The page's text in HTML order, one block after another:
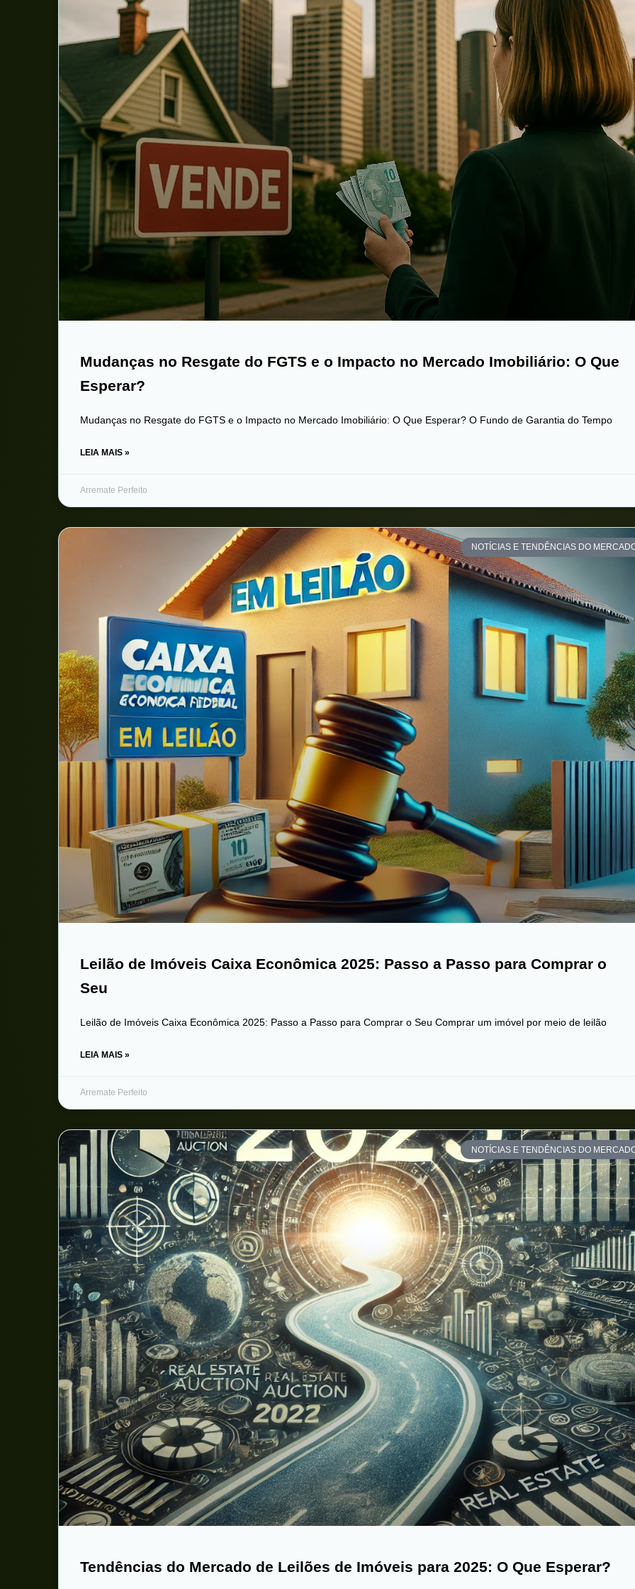
Mudanças no Resgate do FGTS e o Impacto no Mercado Imobiliário: O Que
Esperar?
Mudanças no Resgate do FGTS e o Impacto no Mercado Imobiliário: O Que Esperar? O Fundo de Garantia do Tempo
LEIA MAIS »
Arremate Perfeito
NOTÍCIAS E TENDÊNCIAS DO
Leilão de Imóveis Caixa Econômica 2025: Passo a Passo para Comprar o
Seu
Leilão de Imóveis Caixa Econômica 2025: Passo a Passo para Comprar o Seu Comprar um imóvel por meio de leilão
LEIA MAIS »
Arremate Perfeito
NOTÍCIAS E TENDÊNCIAS DO
Tendências do Mercado de Leilões de Imóveis para 2025: O Que Esperar?